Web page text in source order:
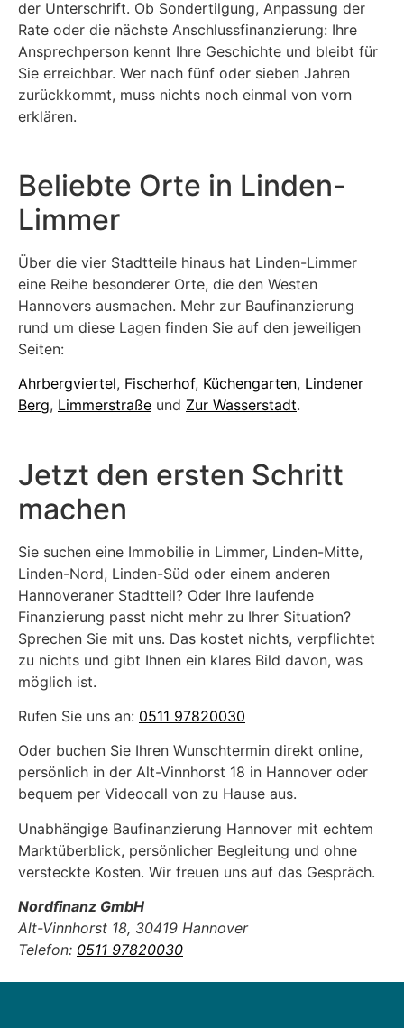
der Unterschrift. Ob Sondertilgung, Anpassung der
Rate oder die nächste Anschlussfinanzierung: Ihre
Ansprechperson kennt Ihre Geschichte und bleibt für
Sie erreichbar. Wer nach fünf oder sieben Jahren
zurückkommt, muss nichts noch einmal von vorn
erklären.
Beliebte Orte in Linden-
Limmer
Über die vier Stadtteile hinaus hat Linden-Limmer
eine Reihe besonderer Orte, die den Westen
Hannovers ausmachen. Mehr zur Baufinanzierung
rund um diese Lagen finden Sie auf den jeweiligen
Seiten:
Ahrbergviertel, Fischerhof, Küchengarten, Lindener
Berg, Limmerstraße und Zur Wasserstadt.
Jetzt den ersten Schritt
machen
Sie suchen eine Immobilie in Limmer, Linden-Mitte,
Linden-Nord, Linden-Süd oder einem anderen
Hannoveraner Stadtteil? Oder Ihre laufende
Finanzierung passt nicht mehr zu Ihrer Situation?
Sprechen Sie mit uns. Das kostet nichts, verpflichtet
zu nichts und gibt Ihnen ein klares Bild davon, was
möglich ist.
Rufen Sie uns an: 0511 97820030
Oder buchen Sie Ihren Wunschtermin direkt online,
persönlich in der Alt-Vinnhorst 18 in Hannover oder
bequem per Videocall von zu Hause aus.
Unabhängige Baufinanzierung Hannover mit echtem
Marktüberblick, persönlicher Begleitung und ohne
versteckte Kosten. Wir freuen uns auf das Gespräch.
Nordfinanz GmbH
Alt-Vinnhorst 18, 30419 Hannover
Telefon: 0511 97820030